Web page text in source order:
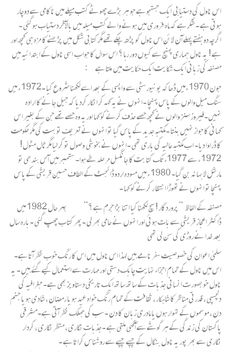
اس ناول کی دستیابی ایک جستجو ہے جو ہر بڑے چھوٹے کتب میلے میں ناکامی سے دوچار
ہوتی ہے ۔ شکر ہے کہ ماہ فروری میں ہونے والے کتب میلہ میں بالآخر دستیاب ہوگئی ۔
اگرچہ دو ہفتے پہلے آن لائن اس ناول کو پڑھ چکے تھے مگر کتابی شکل میں پڑھنے کا مزہ ہی کچھ اور
ہے ! یہ ناول ہماری پہنچ سے کیوں دور رہا ؟ اس سوال کا جواب اسی ناول کے ابتدائیہ میں
مصنفہ کی زبانی ایک شکایت ایک حکایت میں ملتا ہے :
جون 1970 ءمیں ڈھاکہ یونیورسٹی سے واپسی کے بعد اسے لکھنا شروع کیا ۔1972 ء میں
سنگ میل والوں کے پاس پہنچا ۔انہوں نے یہ کہہ کر انکار کردیا کہ جیل جانے کا ارادہ
نہیں۔فیروز سنز والوں نے کچھ حصے حذف کرنے کو کہا اور یہ وہ حصے تھے جن کے بغیر اس
کہانی کا جواز نہیں بنتا ۔مکتبہ جدید کے پاس گیا تو انہوں نےتعریف تو بہت کی مگر حکومت
کا ڈراوا دیا۔ اب مکتبہ عالیہ کی باری تھی ۔انہوں نے بخوشی وصول تو کر لیا مگر ٹال مٹول!
1972 ء سے 1977ء تک کتابت کا جانگسل مرحلہ طے ہوا۔ ستمبر میں آس بندھی تو
مارشل لا بہانہ بن گیا۔ 1980 ء میں مسودہ اردو ڈائجسٹ کے الطاف حسین قریشی کے پاس
پہنچا تو انہوں نے تھوڑا انتظا ر کرنے کو کہا ۔
مصنفہ کے الفاظ ” پروردگار ! سچ لکھنا کیا اتنا بڑا جرم ہے ؟ ” بہر حال 1982 میں
ڈاکٹر اعجاز قریشی سے بات ہوئی اور انہوں نے حامی بھر لی ۔پھر کتاب چھپ گئی ۔بارہ سال
بعد خدا نے روڑی کی سن لی تھی
سلمیٰ اعوان کی خصوصیت سفر نامے ہیں لہذا اس ناول میں اس کا رنگ خوب نظر آتا ہے۔
اس میں ناول کے تمام اجزاء نہایت چابک دستی اور مہارت سے استعمال کیے گئے ہیں ۔ یہ
ناول خوبصور ت انسانی جذبات کے ساتھ ساتھ ایک تاریخی دستاویز بھی ہے۔ جغرافیہ کی
دلچسپی ، قدرتی مناظر کا شاہکار ، ثقافت کے تمام رنگ خواہ عید ہو یا رمضان ، شادی ہو یا جنم
دن ، موسموں کے تہوار ہوں یا مادری زبان کا دن ۔سب کی جھلک نظر آتی ہے۔مشرقی
پاکستان کی زندگی کے ہر گوشے سے آگہی ملتی ہے ۔جذبات نگاری ، منظر نگاری ، کردار
نگاری سے بھر پور یہ ناول بنگال کے چپے چپے سے روشناس کراتا ہے ۔